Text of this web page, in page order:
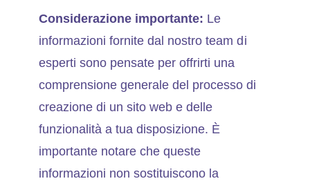
Considerazione importante: Le
informazioni fornite dal nostro team di
esperti sono pensate per offrirti una
comprensione generale del processo di
creazione di un sito web e delle
funzionalità a tua disposizione. È
importante notare che queste
informazioni non sostituiscono la